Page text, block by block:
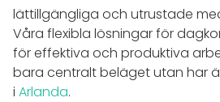
lättillgängliga och utrustade
Våra flexibla lösningar för
för effektiva och produktiva
bara centralt beläget utan har
i Arlanda.